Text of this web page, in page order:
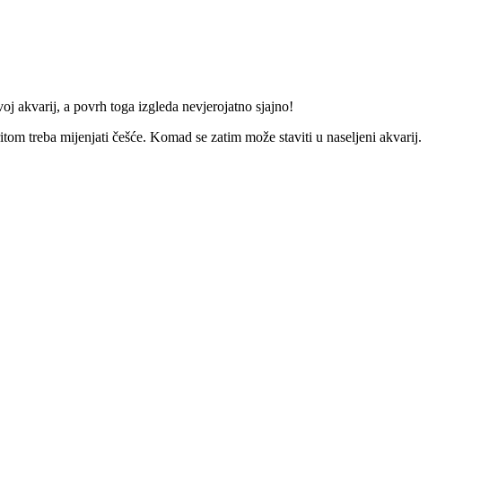
akvarij, a povrh toga izgleda nevjerojatno sjajno!
treba mijenjati češće. Komad se zatim može staviti u naseljeni akvarij.